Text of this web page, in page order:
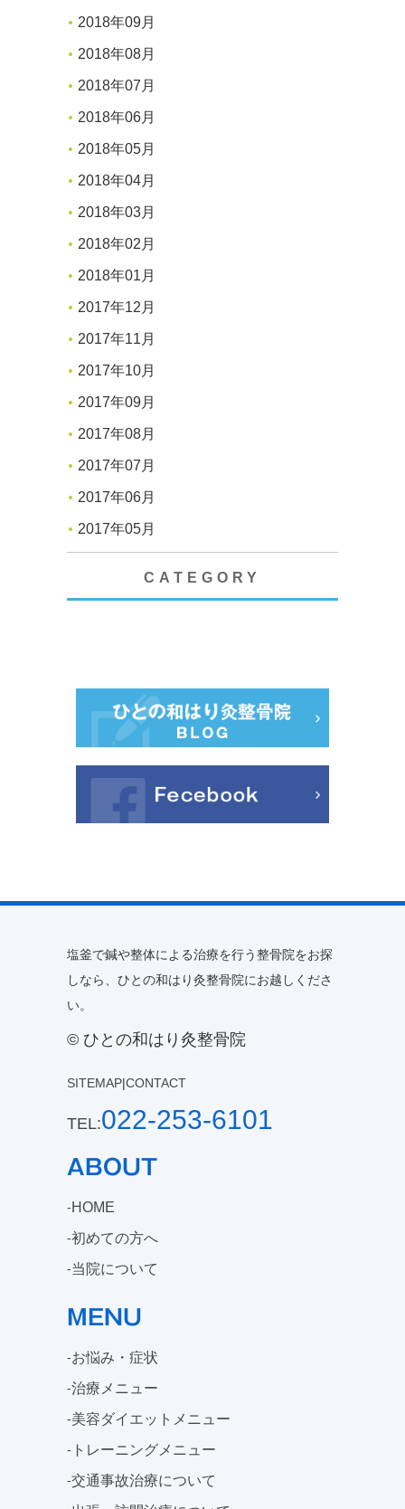
2018年09月
2018年08月
2018年07月
2018年06月
2018年05月
2018年04月
2018年03月
2018年02月
2018年01月
2017年12月
2017年11月
2017年10月
2017年09月
2017年08月
2017年07月
2017年06月
2017年05月
CATEGORY
塩釜で鍼や整体による治療を行う整骨院をお探
しなら、ひとの和はり灸整骨院にお越しくださ
い。
© ひとの和はり灸整骨院
SITEMAP|CONTACT
TEL:022-253-6101
ABOUT
HOME
初めての方へ
当院について
MENU
お悩み・症状
治療メニュー
美容ダイエットメニュー
トレーニングメニュー
交通事故治療について